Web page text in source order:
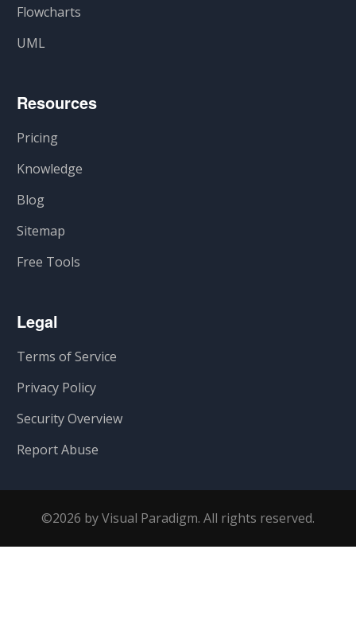
Flowcharts
UML
Resources
Pricing
Knowledge
Blog
Sitemap
Free Tools
Legal
Terms of Service
Privacy Policy
Security Overview
Report Abuse
©2026 by Visual Paradigm. All rights reserved.